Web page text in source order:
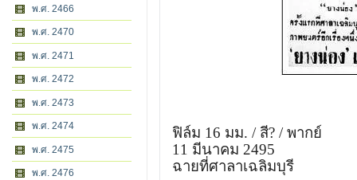
พ.ศ. 2466
พ.ศ. 2470
พ.ศ. 2471
พ.ศ. 2472
พ.ศ. 2473
พ.ศ. 2474
พ.ศ. 2475
พ.ศ. 2476
ฟิล์ม 16 มม. / สี? / พากย์
11 มีนาคม 2495
ฉายที่ศาลาเฉลิมบุรี